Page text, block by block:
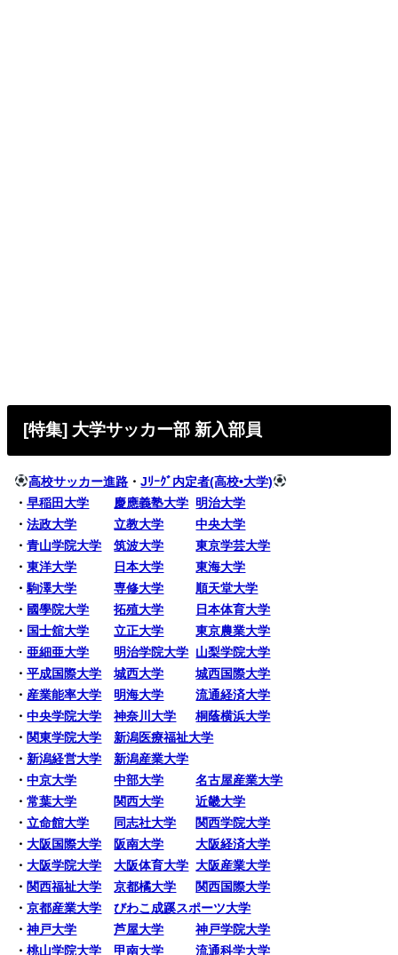
[特集] 大学サッカー部 新入部員
高校サッカー進路 ・Jﾘｰｸﾞ内定者(高校•大学)
・早稲田大学 慶應義塾大学 明治大学
・法政大学 立教大学
中央大学
・青山学院大学 筑波大学
東京学芸大学
・東洋大学 日本大学
東海大学
・駒澤大学 専修大学
順天堂大学
・ 國學院大学 拓殖大学
日本体育大学
・ 国士舘大学 立正大学
東京農業大学
・ 亜細亜大学 明治学院大学 山梨学院大学
・平成国際大学 城西大学
城西国際大学
・ 産業能率大学 明海大学
流通経済大学
・中央学院大学 神奈川大学
桐蔭横浜大学
・ 関東学院大学
新潟医療福祉大学
・ 新潟経営大学
新潟産業大学
・中京大学 中部大学
名古屋産業大学
・常葉大学 関西大学
近畿大学
・立命館大学 同志社大学
関西学院大学
・大阪国際大学 阪南大学
大阪経済大学
・大阪学院大学 大阪体育大学 大阪産業大学
・ 関西福祉大学 京都橘大学
関西国際大学
・京都産業大学
びわこ成蹊スポーツ大学
・神戸大学 芦屋大学
神戸学院大学
・桃山学院大学 甲南大学 流通科学大学